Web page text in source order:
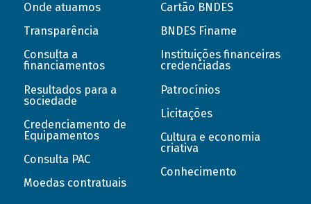
Onde atuamos
Transparência
Consulta a
financiamentos
Resultados para a
sociedade
Credenciamento de
Equipamentos
Consulta PAC
Moedas contratuais
Cartão BNDES
BNDES Finame
Instituições financeiras
credenciadas
Patrocínios
Licitações
Cultura e economia
criativa
Conhecimento